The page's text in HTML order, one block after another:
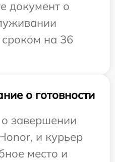
документ о
на 36
о готовности
завершении
и курьер
место и